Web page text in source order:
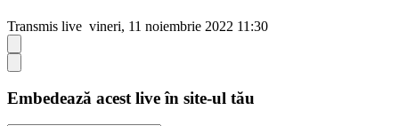
Transmis live vineri, 11 noiembrie 2022 11:30
Embedează acest live în site-ul tău